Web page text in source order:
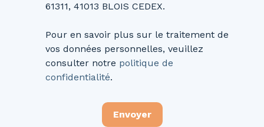
61311, 41013 BLOIS CEDEX.
Pour en savoir plus sur le traitement de
vos données personnelles, veuillez
consulter notre politique de
confidentialité.
Envoyer